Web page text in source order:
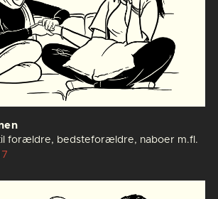
forældre, bedsteforældre, naboer m.fl.